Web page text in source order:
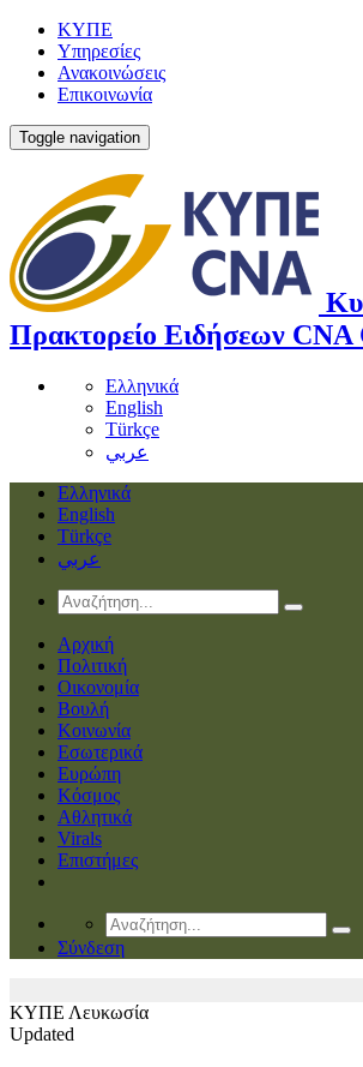
ΚΥΠΕ
Υπηρεσίες
Ανακοινώσεις
Επικοινωνία
Toggle navigation
Πρακτορείο Ειδήσεων CNA
Ελληνικά
English
Türkçe
عربي
Ελληνικά
English
Türkçe
عربي
Αρχική
Πολιτική
Οικονομία
Βουλή
Κοινωνία
Εσωτερικά
Ευρώπη
Κόσμος
Αθλητικά
Virals
Επιστήμες
Σύνδεση
ΚΥΠΕ Λευκωσία
Updated